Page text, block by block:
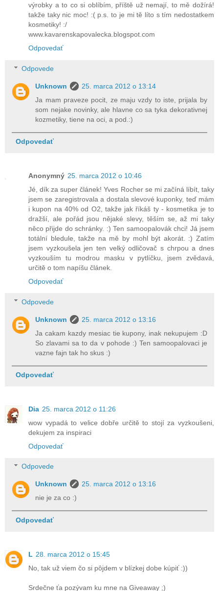
výrobky a to co si oblíbím, příště už nemají, to mě dožírá!
takže taky nic moc! :( p.s. to je mi tě líto s tím nedostatkem
kosmetiky! :/
www.kavarenskapovalecka.blogspot.com
Odpovedať
Odpovede
Unknown
25. marca 2012 o 13:14
Ja mam praveze pocit, ze maju vzdy to iste, prijala by
som nejake novinky, ale hlavne co sa tyka dekorativnej
kozmetiky, tiene na oci, a pod.:)
Odpovedať
Anonymný 25. marca 2012 o 10:46
Jé, dík za super článek! Yves Rocher se mi začíná líbít, taky
jsem se zaregistrovala a dostala slevové kuponky, teď mám
i kupon na 40% od O2, takže jak říkáš ty - kosmetika je to
dražší, ale pořád jsou nějaké slevy, těším se, až mi taky
něco přijde do schránky. :) Ten samoopalovák chci! Já jsem
totální bledule, takže na mě by mohl být akorát. :) Zatím
jsem vyzkoušela jen ten velký odličovač s chrpou a dnes
vyzkouším tu modrou masku v pytlíčku, jsem zvědavá,
určitě o tom napíšu článek.
Odpovedať
Odpovede
Unknown
25. marca 2012 o 13:16
Ja cakam kazdy mesiac tie kupony, inak nekupujem :D
So zlavami sa to da v pohode :) Ten samoopalovaci je
vazne fajn tak ho skus :)
Odpovedať
Dia 25. marca 2012 o 11:26
wow vypadá to velice dobře určitě to stojí za vyzkoušeni,
dekujem za inspiraci
Odpovedať
Odpovede
Unknown
25. marca 2012 o 13:16
nie je za co :)
Odpovedať
L 28. marca 2012 o 15:45
No, tak už viem čo si pôjdem v blízkej dobe kúpiť :))
Srdečne ťa pozývam ku mne na Giveaway ;)